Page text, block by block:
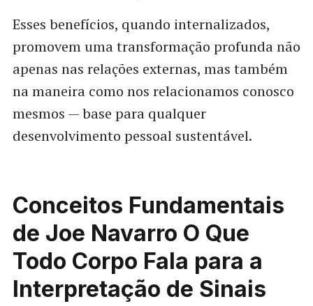
Esses benefícios, quando internalizados,
promovem uma transformação profunda não
apenas nas relações externas, mas também
na maneira como nos relacionamos conosco
mesmos — base para qualquer
desenvolvimento pessoal sustentável.
Conceitos Fundamentais
de Joe Navarro O Que
Todo Corpo Fala para a
Interpretação de Sinais